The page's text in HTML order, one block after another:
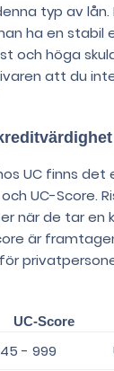
typ av lån.
ha en stabil
och höga
att du
UC finns
UC-Score.
när de tar en
är
UC-Score
- 999